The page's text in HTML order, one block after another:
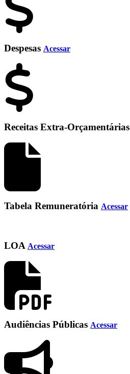
Despesas Acessar
Receitas Extra-Orçamentárias
Tabela Remuneratória Acessar
LOA Acessar
Audiências Públicas Acessar